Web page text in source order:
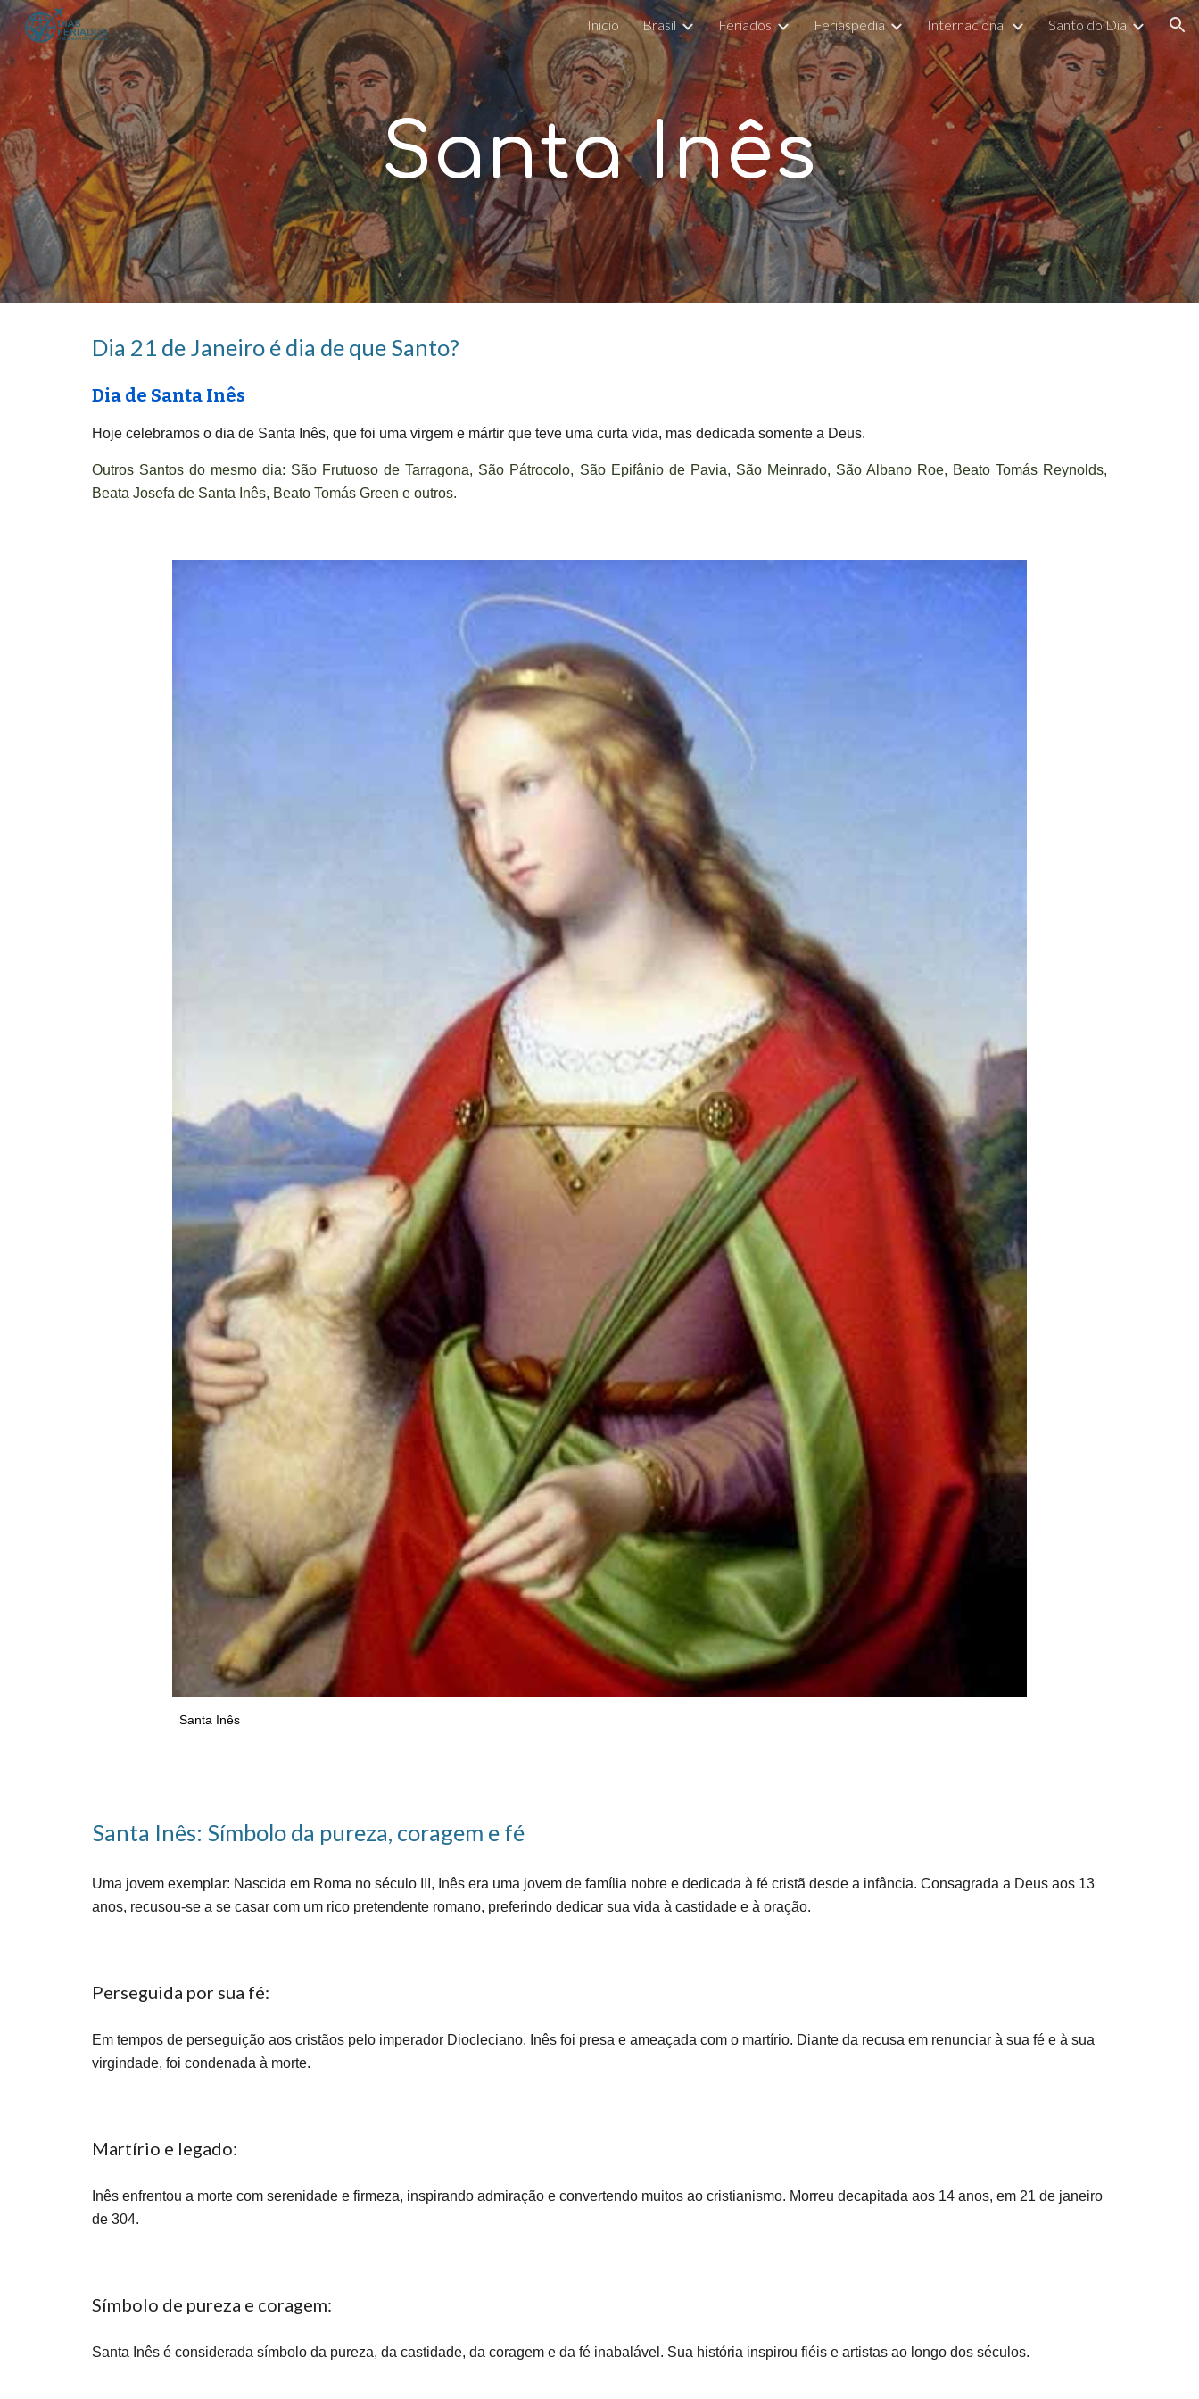
Skip to main content Skip to navigation
Inicio Brasil Feriados Feriaspedia Internacional Santo do Dia
Santa Inês
Dia 21 de Janeiro é dia de que Santo?
Dia de Santa Inês
Hoje celebramos o dia de Santa Inês, que foi uma virgem e mártir que teve uma curta vida, mas dedicada somente a Deus.
Outros Santos do mesmo dia: São Frutuoso de Tarragona, São Pátrocolo, São Epifânio de Pavia, São Meinrado, São Albano Roe, Beato Tomás Reynolds,
Beata Josefa de Santa Inês, Beato Tomás Green e outros.
Santa Inês
Santa Inês: Símbolo da pureza, coragem e fé
Uma jovem exemplar: Nascida em Roma no século III, Inês era uma jovem de família nobre e dedicada à fé cristã desde a infância. Consagrada a Deus aos 13
anos, recusou-se a se casar com um rico pretendente romano, preferindo dedicar sua vida à castidade e à oração.
Perseguida por sua fé:
Em tempos de perseguição aos cristãos pelo imperador Diocleciano, Inês foi presa e ameaçada com o martírio. Diante da recusa em renunciar à sua fé e à sua
virgindade, foi condenada à morte.
Martírio e legado:
Inês enfrentou a morte com serenidade e firmeza, inspirando admiração e convertendo muitos ao cristianismo. Morreu decapitada aos 14 anos, em 21 de janeiro
de 304.
Símbolo de pureza e coragem:
Santa Inês é considerada símbolo da pureza, da castidade, da coragem e da fé inabalável. Sua história inspirou fiéis e artistas ao longo dos séculos.